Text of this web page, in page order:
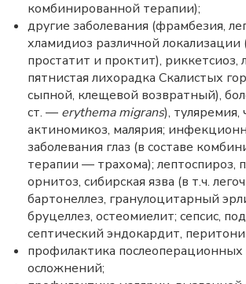
комбинированной терапии);
другие заболевания (фрамбезия,
хламидиоз различной локализации
простатит и проктит), риккетсиоз,
пятнистая лихорадка Скалистых
сыпной, клещевой возвратный),
ст. — erythema migrans), туляремия,
актиномикоз, малярия;
заболевания глаз (в составе
терапии — трахома); лептоспироз,
орнитоз, сибирская язва (в т.ч.
бартонеллез, гранулоцитарный
бруцеллез, остеомиелит; сепсис,
септический эндокардит,
профилактика
осложнений;